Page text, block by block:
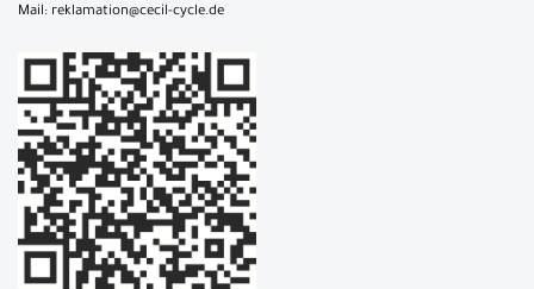
Mail: reklamation@cecil-cycle.de